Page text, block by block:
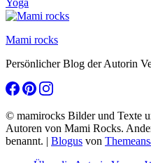
Mami rocks
Persönlicher Blog der Autorin
© mamirocks Bilder und Texte
Autoren von Mami Rocks.
benannt. | Blogus von